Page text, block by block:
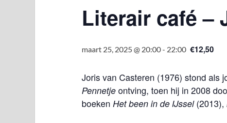
Literair café –
maart 25, 2025 @ 20:00- 22:00 €12,50
Joris van Casteren (1976) stond als
Pennetje ontving, toen hij in 2008
boeken Het been in de IJssel (2013),